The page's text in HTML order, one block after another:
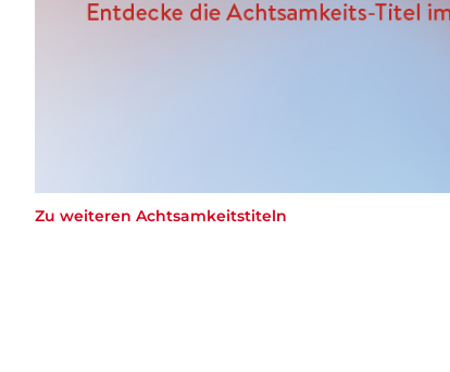
Zu weiteren Achtsamkeitstiteln